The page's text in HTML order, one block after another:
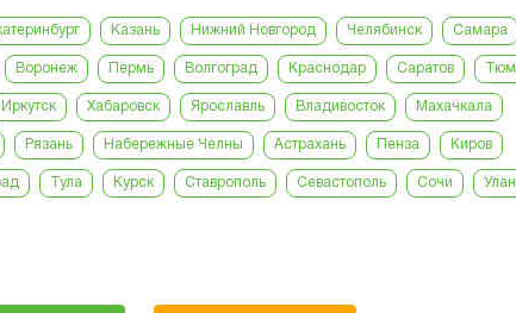
Казань Нижний Новгород Челябинск Самара
Воронеж Пермь Волгоград Краснодар Саратов
Иркутск Хабаровск Ярославль Владивосток Махачкала
Рязань Набережные Челны Астрахань Пенза Киров
Тула Курск Ставрополь Севастополь Сочи